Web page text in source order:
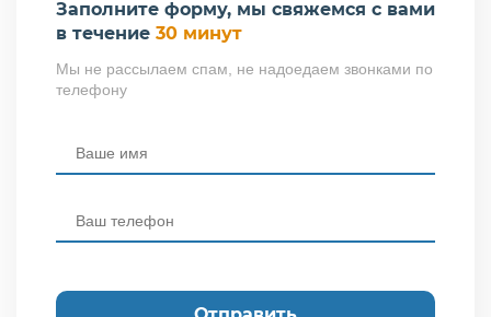
Заполните форму, мы свяжемся с вами
в течение 30 минут
Мы не рассылаем спам, не надоедаем звонками по
телефону